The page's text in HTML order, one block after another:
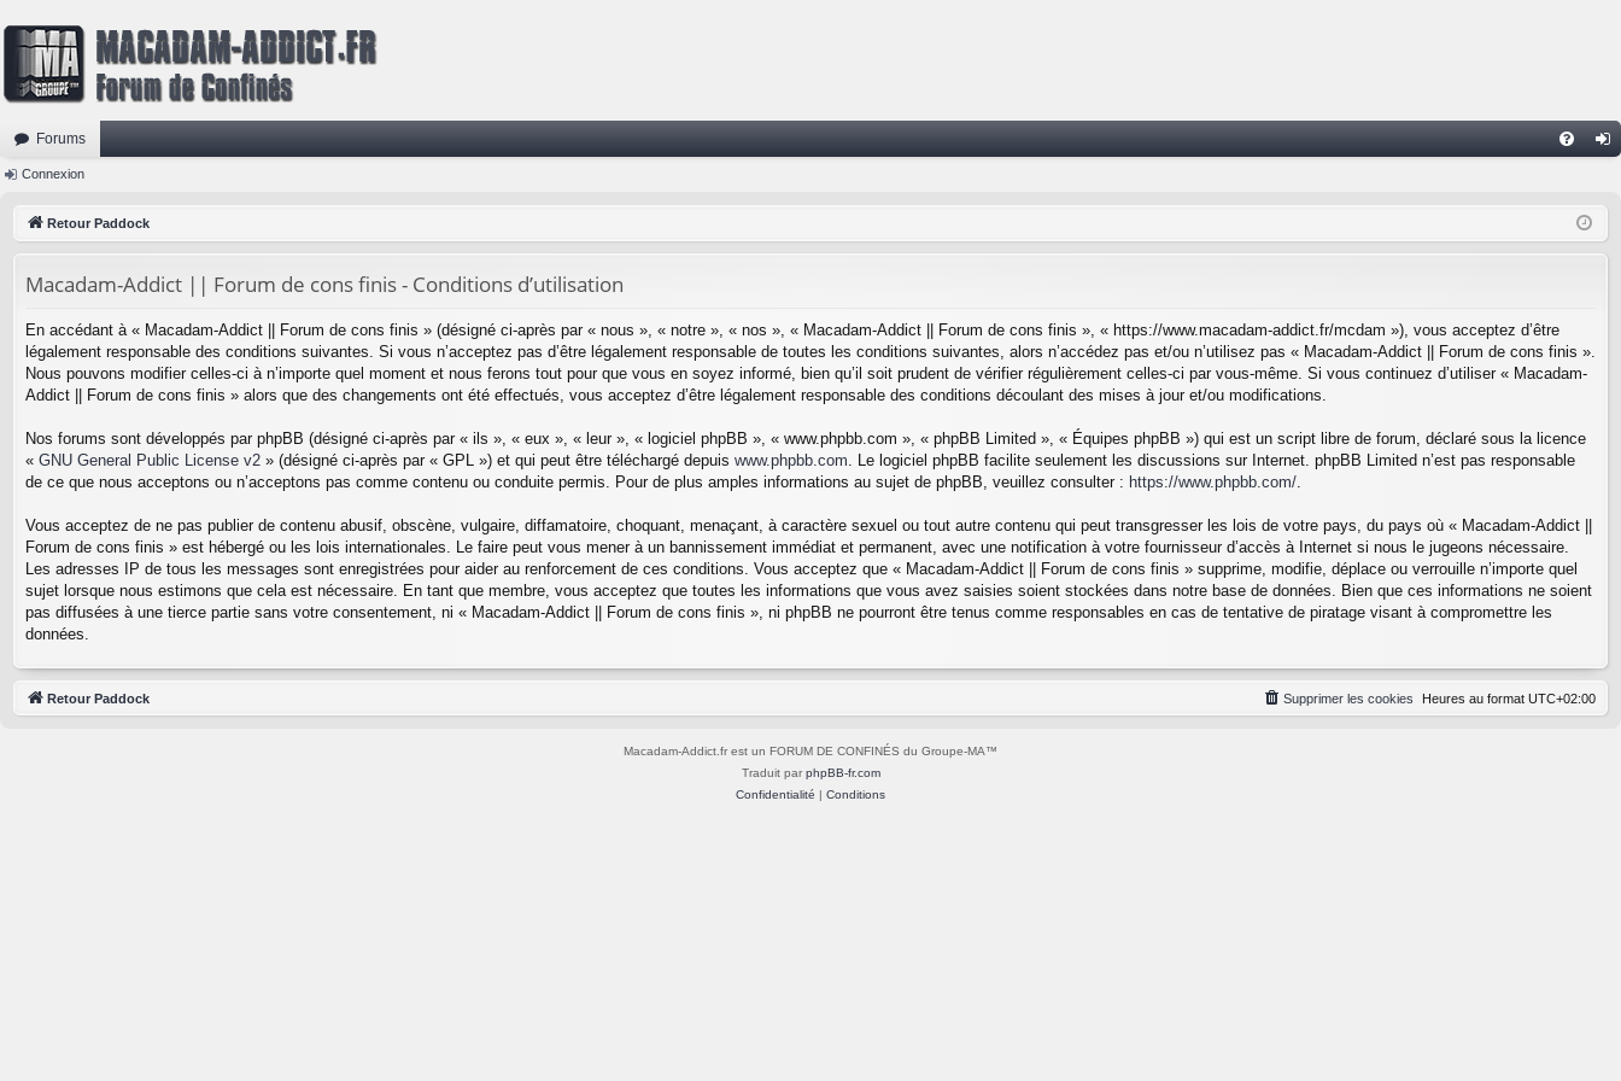
Forums
ne
Connexion
Retour Paddock
Macadam-Addict || Forum de cons finis - Conditions d’utilisation
En accédant à « Macadam-Addict || Forum de cons finis » (désigné ci-après par « nous », « notre », « nos », « Macadam-Addict || Forum de cons finis », « https://www.macadam-addict.fr/mcdam »), vous acceptez d’être
légalement responsable des conditions suivantes. Si vous n’acceptez pas d’être légalement responsable de toutes les conditions suivantes, alors n’accédez pas et/ou n’utilisez pas « Macadam-Addict || Forum de cons finis ».
Nous pouvons modifier celles-ci à n’importe quel moment et nous ferons tout pour que vous en soyez informé, bien qu’il soit prudent de vérifier régulièrement celles-ci par vous-même. Si vous continuez d’utiliser « Macadam-
Addict || Forum de cons finis » alors que des changements ont été effectués, vous acceptez d’être légalement responsable des conditions découlant des mises à jour et/ou modifications.
Nos forums sont développés par phpBB (désigné ci-après par « ils », « eux », « leur », « logiciel phpBB », « www.phpbb.com », « phpBB Limited », « Équipes phpBB ») qui est un script libre de forum, déclaré sous la licence
« GNU General Public License v2 » (désigné ci-après par « GPL ») et qui peut être téléchargé depuis www.phpbb.com . Le logiciel phpBB facilite seulement les discussions sur Internet. phpBB Limited n’est pas responsable
de ce que nous acceptons ou n’acceptons pas comme contenu ou conduite permis. Pour de plus amples informations au sujet de phpBB, veuillez consulter : https://www.phpbb.com/
Vous acceptez de ne pas publier de contenu abusif, obscène, vulgaire, diffamatoire, choquant, menaçant, à caractère sexuel ou tout autre contenu qui peut transgresser les lois de votre pays, du pays où « Macadam-Addict ||
Forum de cons finis » est hébergé ou les lois internationales. Le faire peut vous mener à un bannissement immédiat et permanent, avec une notification à votre fournisseur d’accès à Internet si nous le jugeons nécessaire.
Les adresses IP de tous les messages sont enregistrées pour aider au renforcement de ces conditions. Vous acceptez que « Macadam-Addict || Forum de cons finis » supprime, modifie, déplace ou verrouille n’importe quel
sujet lorsque nous estimons que cela est nécessaire. En tant que membre, vous acceptez que toutes les informations que vous avez saisies soient stockées dans notre base de données. Bien que ces informations ne soient
pas diffusées à une tierce partie sans votre consentement, ni « Macadam-Addict || Forum de cons finis », ni phpBB ne pourront être tenus comme responsables en cas de tentative de piratage visant à compromettre les
données.
Retour Paddock Heures au format UTC+02:00
Supprimer les cookies
Macadam-Addict.fr est un FORUM DE CONFINÉS du Groupe-MA™
Traduit par phpBB-fr.com
Confidentialité | Conditions